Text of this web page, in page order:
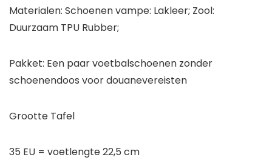
Materialen: Schoenen vampe: Lakleer; Zool:
Duurzaam TPU Rubber;
Pakket: Een paar voetbalschoenen zonder
schoenendoos voor douanevereisten
Grootte Tafel
35 EU = voetlengte 22,5 cm